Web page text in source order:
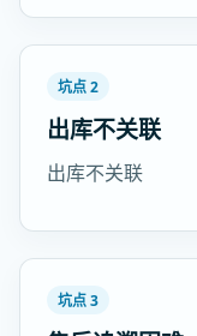
坑点 2
出库不关联
出库不关联
坑点 3